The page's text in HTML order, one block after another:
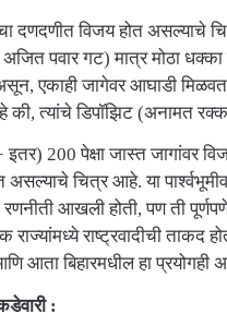
दणदणीत विजय होत असल्याचे
अजित पवार गट) मात्र मोठा
एकाही जागेवर आघाडी
त्यांचे डिपॉझिट (अनामत
200 पेक्षा जास्त जागांवर
चित्र आहे. या
रणनीती आखली होती, पण ती
राष्ट्रवादीची ताकद
आता बिहारमधील हा प्रयोगही
: